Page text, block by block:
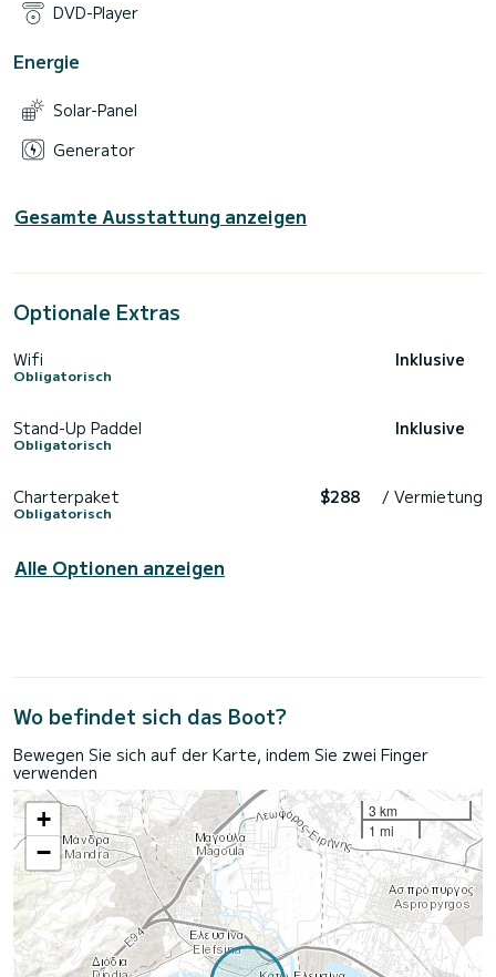
DVD-Player
Energie
Solar-Panel
Generator
Gesamte Ausstattung anzeigen
Optionale Extras
Wifi
Obligatorisch
Inklusive
Stand-Up Paddel
Obligatorisch
Inklusive
Charterpaket
Obligatorisch
$288 / Vermietung
Alle Optionen anzeigen
Wo befindet sich das Boot?
Bewegen Sie sich auf der Karte, indem Sie zwei Finger
verwenden
+
−
3 km
1 mi